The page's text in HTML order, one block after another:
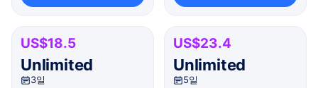
US$18.5
Unlimited
3일
US$23.4
Unlimited
5일